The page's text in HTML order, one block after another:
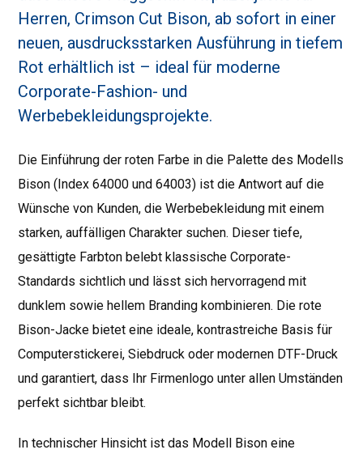
Herren, Crimson Cut Bison, ab sofort in einer
neuen, ausdrucksstarken Ausführung in tiefem
Rot erhältlich ist – ideal für moderne
Corporate-Fashion- und
Werbebekleidungsprojekte.
Die Einführung der roten Farbe in die Palette des Modells
Bison (Index 64000 und 64003) ist die Antwort auf die
Wünsche von Kunden, die Werbebekleidung mit einem
starken, auffälligen Charakter suchen. Dieser tiefe,
gesättigte Farbton belebt klassische Corporate-
Standards sichtlich und lässt sich hervorragend mit
dunklem sowie hellem Branding kombinieren. Die rote
Bison-Jacke bietet eine ideale, kontrastreiche Basis für
Computerstickerei, Siebdruck oder modernen DTF-Druck
und garantiert, dass Ihr Firmenlogo unter allen Umständen
perfekt sichtbar bleibt.
In technischer Hinsicht ist das Modell Bison eine